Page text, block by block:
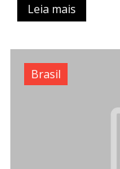
Leia mais
Brasil